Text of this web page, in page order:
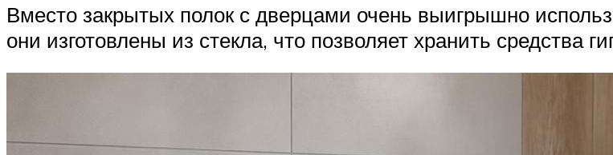
Вместо закрытых полок с дверцами очень выигрышно
они изготовлены из стекла, что позволяет хранить средства